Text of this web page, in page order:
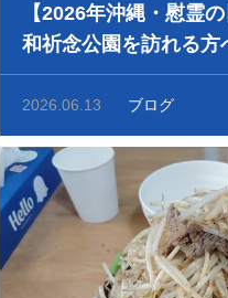
【2026年沖縄・慰霊
和祈念公園を訪れる方
とマナーのご案内
2026.06.13 ブログ